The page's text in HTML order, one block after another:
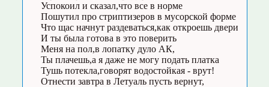
Успокоил и сказал,что все в норме
Пошутил про стриптизеров в мусорской форме
Что щас начнут раздеваться,как откроешь двери
И ты была готова в это поверить
Меня на пол,в лопатку дуло АК,
Ты плачешь,а я даже не могу подать платка
Тушь потекла,говорят водостойкая - врут!
Отнести завтра в Летуаль пусть вернут,